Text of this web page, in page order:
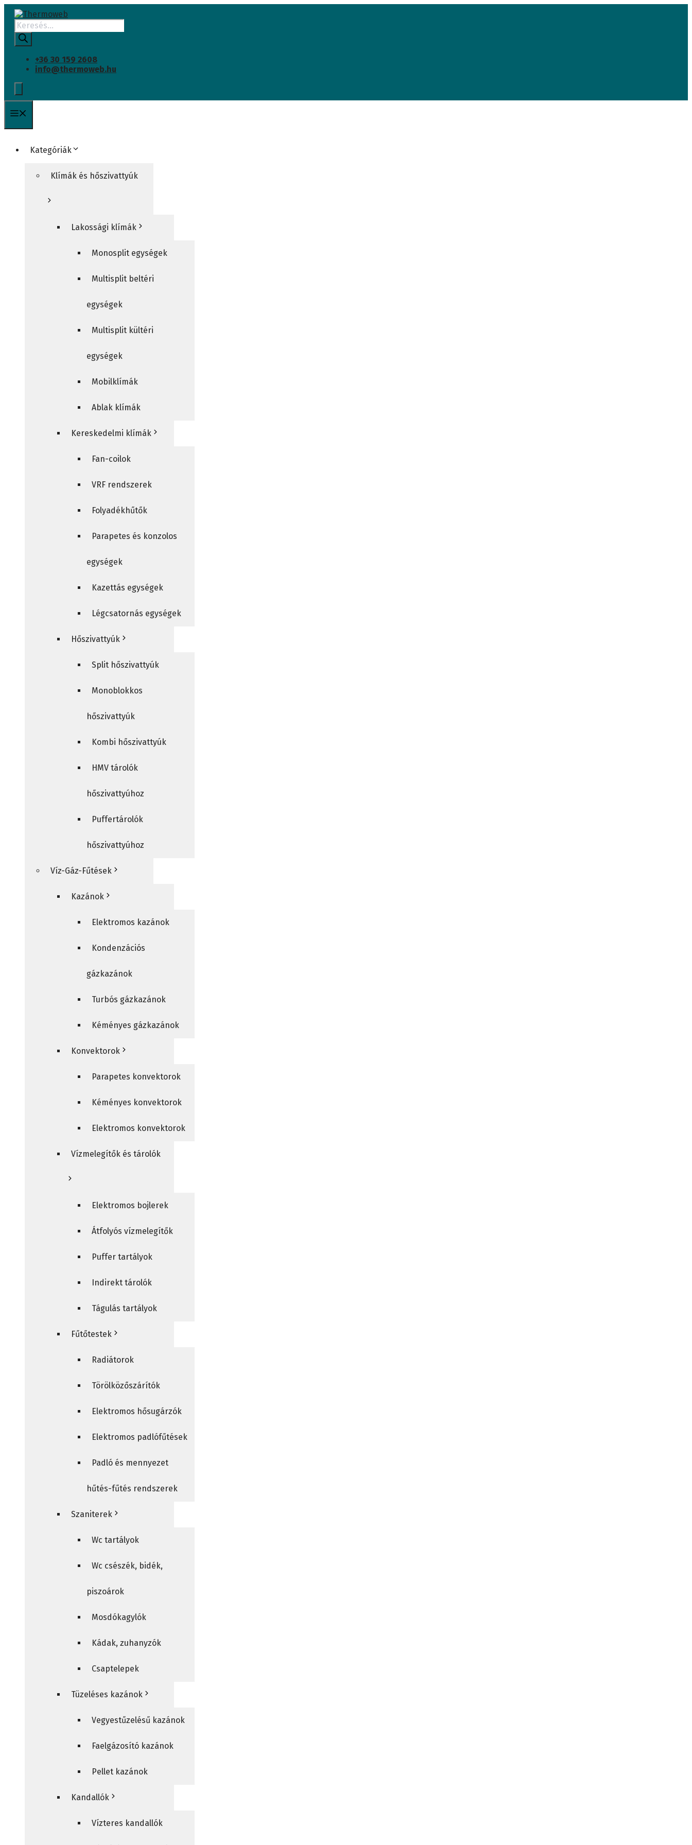
Kilépés
tartalomba
Products
search
+36 30 159 2608
info@thermoweb.hu
Kategóriák
Klímák és hőszivattyúk
Lakossági klímák
Monosplit egységek
Multisplit beltéri
egységek
Multisplit kültéri
egységek
Mobilklímák
Ablak klímák
Kereskedelmi klímák
Fan-coilok
VRF rendszerek
Folyadékhűtők
Parapetes és konzolos
egységek
Kazettás egységek
Légcsatornás egységek
Hőszivattyúk
Split hőszivattyúk
Monoblokkos
hőszivattyúk
Kombi hőszivattyúk
HMV tárolók
hőszivattyúhoz
Puffertárolók
hőszivattyúhoz
Víz-Gáz-Fűtések
Kazánok
Elektromos kazánok
Kondenzációs
gázkazánok
Turbós gázkazánok
Kéményes gázkazánok
Konvektorok
Parapetes konvektorok
Kéményes konvektorok
Elektromos konvektorok
Vízmelegítők és tárolók
Elektromos bojlerek
Átfolyós vízmelegítők
Puffer tartályok
Indirekt tárolók
Tágulás tartályok
Fűtőtestek
Radiátorok
Törölközőszárítók
Elektromos hősugárzók
Elektromos padlófűtések
Padló és mennyezet
hűtés-fűtés rendszerek
Szaniterek
Wc tartályok
Wc csészék, bidék,
piszoárok
Mosdókagylók
Kádak, zuhanyzók
Csaptelepek
Tüzeléses kazánok
Vegyestűzelésű kazánok
Faelgázosító kazánok
Pellet kazánok
Kandallók
Vízteres kandallók
INGYENES SZÁLLÍTÁS